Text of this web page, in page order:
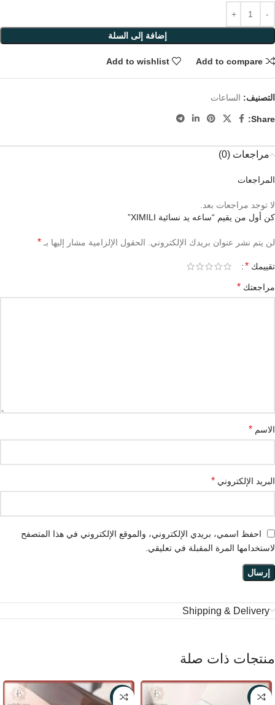
إضافة إلى السلة
Add to compare
Add to wishlist
التصنيف: الساعات
Share:
مراجعات (0)
المراجعات
لا توجد مراجعات بعد.
كن أول من يقيم “ساعه يد نسائية XIMILI”
لن يتم نشر عنوان بريدك الإلكتروني. الحقول الإلزامية مشار إليها بـ *
تقييمك *
مراجعتك *
الاسم *
البريد الإلكتروني *
احفظ اسمي، بريدي الإلكتروني، والموقع الإلكتروني في هذا المتصفح
لاستخدامها المرة المقبلة في تعليقي.
Shipping & Delivery
منتجات ذات صلة
-38%
-38%